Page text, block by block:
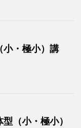
小・極小）講
（小・極小）